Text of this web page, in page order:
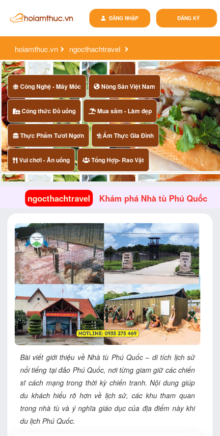
ĐĂNG KÝ
ĐĂNG NHẬP
hoiamthuc.vn
ngocthachtravel
khám phá nhà tù phú quốc
Công Nghệ - Máy Móc Nông Sản Việt Nam
Công thức Đồ uống Mua săm - Làm đẹp
Thực Phẩm Tươi Ngơn Ẩm Thực Gia Đình
Vui chơi - Ăn uống Tổng Hợp- Rao Vặt
ngocthachtravel Khám phá Nhà tù Phú Quốc
Bài viết giới thiệu về Nhà tù Phú Quốc – di tích lịch sử
nổi tiếng tại đảo Phú Quốc, nơi từng giam giữ các chiến
sĩ cách mạng trong thời kỳ chiến tranh. Nội dung giúp
du khách hiểu rõ hơn về lịch sử, các khu tham quan
trong nhà tù và ý nghĩa giáo dục của địa điểm này khi
du lịch Phú Quốc.